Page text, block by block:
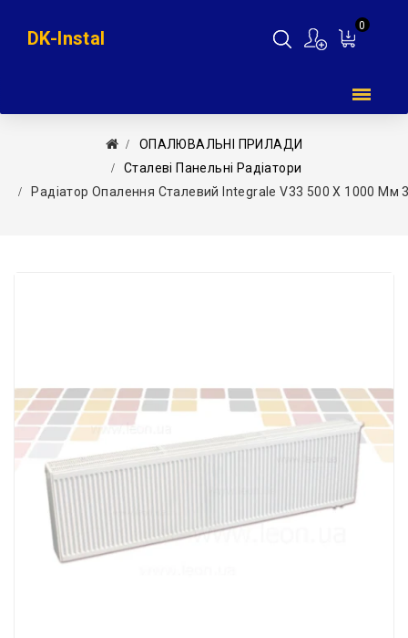
0
DK-Instal
ОПАЛЮВАЛЬНІ ПРИЛАДИ
Сталеві Панельні Радіатори
Радіатор Опалення Сталевий Integrale V33 500 X 1000